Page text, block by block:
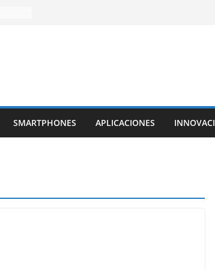
SMARTPHONES APLICACIONES